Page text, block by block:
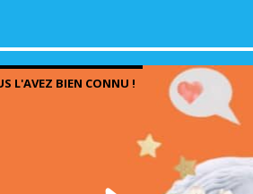
L'AVEZ BIEN CONNU !